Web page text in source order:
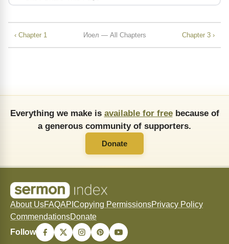
‹ Chapter 1 Иоел — All Chapters Chapter 3 ›
Everything we make is available for freebecause of
a generous community of supporters.
Donate
About UsFAQAPI Copying PermissionsPrivacy Policy
CommendationsDonate
Follow